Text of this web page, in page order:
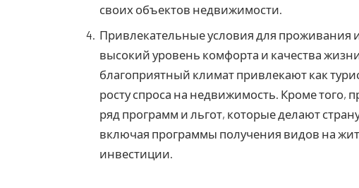
своих объектов недвижимости.
Привлекательные условия для проживания
высокий уровень комфорта и качества
благоприятный климат привлекают как
росту спроса на недвижимость. Кроме того,
ряд программ и льгот, которые делают
включая программы получения видов на
инвестиции.